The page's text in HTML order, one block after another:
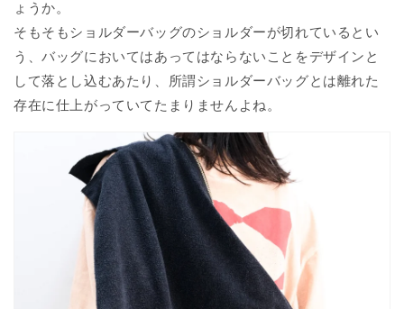
ょうか。
そもそもショルダーバッグのショルダーが切れているとい
う、バッグにおいてはあってはならないことをデザインと
して落とし込むあたり、所謂ショルダーバッグとは離れた
存在に仕上がっていてたまりませんよね。